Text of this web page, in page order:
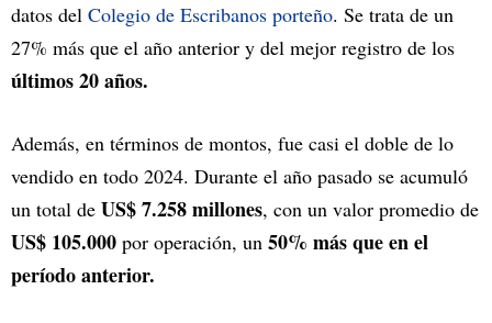
datos del Colegio de Escribanos porteño. Se trata de un
27% más que el año anterior y del mejor registro de los
últimos 20 años.
Además, en términos de montos, fue casi el doble de lo
vendido en todo 2024. Durante el año pasado se acumuló
un total de US$ 7.258 millones, con un valor promedio de
US$ 105.000 por operación, un 50% más que en el
período anterior.